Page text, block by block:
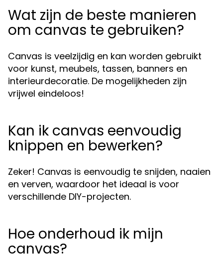
Wat zijn de beste manieren
om canvas te gebruiken?
Canvas is veelzijdig en kan worden gebruikt
voor kunst, meubels, tassen, banners en
interieurdecoratie. De mogelijkheden zijn
vrijwel eindeloos!
Kan ik canvas eenvoudig
knippen en bewerken?
Zeker! Canvas is eenvoudig te snijden, naaien
en verven, waardoor het ideaal is voor
verschillende DIY-projecten.
Hoe onderhoud ik mijn
canvas?